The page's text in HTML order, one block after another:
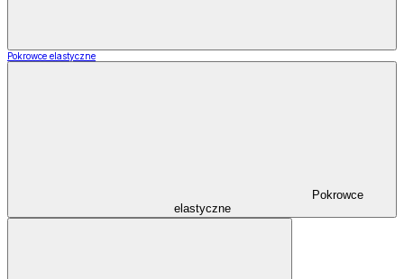
Pokrowce elastyczne
Pokrowce
elastyczne